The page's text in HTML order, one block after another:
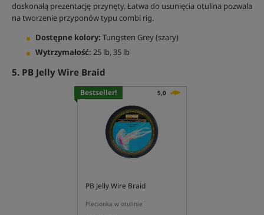
doskonałą prezentację przynęty. Łatwa do usunięcia otulina pozwala
na tworzenie przyponów typu combi rig.
Dostępne kolory: Tungsten Grey (szary)
Wytrzymałość: 25 lb, 35 lb
5. PB Jelly Wire Braid
Bestseller! 5,0
PB Jelly Wire Braid
Plecionka w otulinie